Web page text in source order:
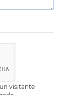
visitante